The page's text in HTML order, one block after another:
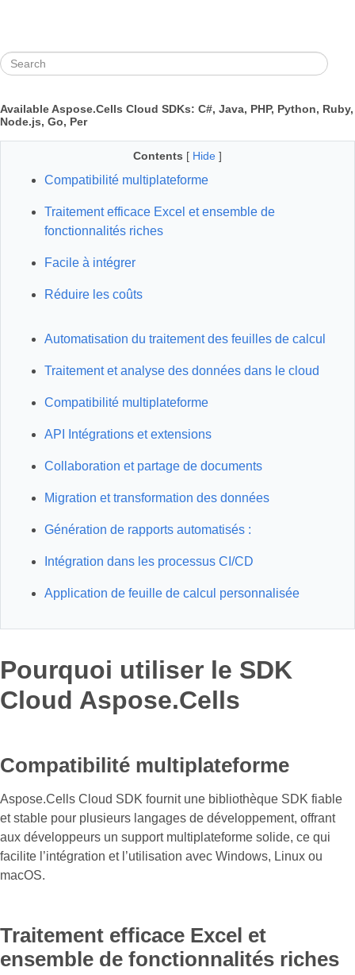
Available Aspose.Cells Cloud SDKs: C#, Java, PHP, Python, Ruby,
Node.js, Go, Per
Contents [ Hide ]
Compatibilité multiplateforme
Traitement efficace Excel et ensemble de
fonctionnalités riches
Facile à intégrer
Réduire les coûts
Automatisation du traitement des feuilles de calcul
Traitement et analyse des données dans le cloud
Compatibilité multiplateforme
API Intégrations et extensions
Collaboration et partage de documents
Migration et transformation des données
Génération de rapports automatisés :
Intégration dans les processus CI/CD
Application de feuille de calcul personnalisée
Pourquoi utiliser le SDK
Cloud Aspose.Cells
Compatibilité multiplateforme
Aspose.Cells Cloud SDK fournit une bibliothèque SDK fiable
et stable pour plusieurs langages de développement, offrant
aux développeurs un support multiplateforme solide, ce qui
facilite l’intégration et l’utilisation avec Windows, Linux ou
macOS.
Traitement efficace Excel et
ensemble de fonctionnalités riches